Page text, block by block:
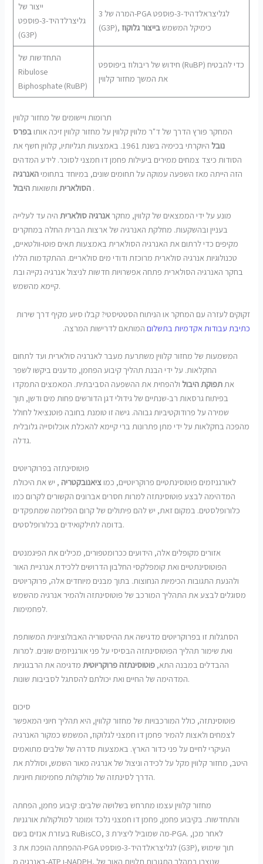
ייצור של
גליצרלדהיד-3-פוספט
(G3P)
המרה של 3-PGA לגליצראלדהיד-3-פוספט
(G3P), כימיקל המשמשבייצור גלוקוז
התחדשות של
Ribulose
Biphosphate (RuBP)
חידוש של ריבולוז ביפוספט (RuBP) כדי להבטיח
את המשך מחזור קלווין
תרומות ויישומים של מחזור קלווין
המחקר פורץ הדרך של ד"ר מלווין קלווין על מחזור קלווין זיכה אותובפרס
נובל
היוקרתי בכימיה בשנת 1961. באמצעות תגליותיו, קלווין חשף את
הסודות כיצד צמחים ממירים ביעילות פחמן דו חמצני לסוכר. לידע המדהים
הזה הייתה מאז השפעה עמוקה על תחומים שונים, במיוחד בתחומיהאנרגיה
הסולאריתותשואותהיבול .
מונע על ידי הממצאים של קלווין, מחקראנרגיה סולאריתהיה עד לעלייה
בעניין ובהשקעות. מחלקת האנרגיה של ארצות הברית החלה במחקרים
מקיפים כדי לרתום את האנרגיה הסולארית באמצעות תאים פוטו-וולטאיים,
טכנולוגיות אנרגיה סולארית מרוכזת ודודי מים סולאריים. ההתקדמות הללו
בחקר האנרגיה הסולארית פתחה אפשרויות חדשות לניצול אנרגיה נקייה ובת
קיימא מהשמש.
זקוקים לעזרה עם המחקר או הניתוח הסטטיסטי? קבלו סיוע מקיף דרך שירות
כתיבת עבודות אקדמיות בתשלום המותאם לדרישות המרצה.
המשמעות של מחזור קלווין משתרעת מעבר לאנרגיה סולארית ועד לתחום
החקלאות. על ידי הבנת תהליך קיבוע הפחמן, מדענים ביקשו לשפר
אתתפוקת היבול ולהפחית את ההשפעה הסביבתית. המאמצים התמקדו
בפיתוח גרסאות רב-שנתיים של גידולי דגן הדורשים פחות מים ודשן, תוך
שמירה על פרודוקטיביות גבוהה. גישה זו טומנת בחובה פוטנציאל לחולל
מהפכה בחקלאות על ידי מתן פתרונות ברי קיימא להאכלת אוכלוסייה גלובלית
גדלה.
פוטוסינתזה בפרוקריוטים
לאורגניזמים פוטוסינתטיים פרוקריוטיים, כמוציאנובקטריה , יש את היכולת
המדהימה לבצע פוטוסינתזה למרות חסרים אברונים הקשורים לקרום כמו
כלורופלסטים. במקום זאת, יש להם פיתולים של קרום הפלזמה שמתפקדים
בדומה לתילקואידים בכלורופלסטים.
אזורים מקופלים אלה, הידועים ככרומטפורים, מכילים את הפיגמנטים
הפוטוסינתטיים ואת קומפלקסי החלבון הדרושים ללכידת אנרגיית האור
ולהנעת התגובות הכימיות הנחוצות. בתוך מבנים מיוחדים אלה, פרוקריוטים
מסוגלים לבצע את התהליך המורכב של פוטוסינתזה ולהמיר אנרגיה מהשמש
לפחמימות.
הסתגלות זו בפרוקריוטים מדגישה את ההיסטוריה האבולוציונית המשותפת
ואת שימור תהליך הפוטוסינתזה הבסיסי על פני אורגניזמים שונים. למרות
ההבדלים במבנה התא, פוטוסינתזה פרוקריוטיתמדגימה את הרבגוניות
המדהימה של החיים ואת יכולתם להסתגל לסביבות שונות.
סיכום
פוטוסינתזה, כולל המורכבויות של מחזור קלווין, היא תהליך חיוני המאפשר
לצמחים ולאצות להמיר פחמן דו חמצני לגלוקוז, המשמש כמקור האנרגיה
העיקרי לחיים על פני כדור הארץ. באמצעות סדרה של שלבים מתואמים
היטב, מחזור קלווין מקל על לכידה וניצול של אנרגיה מאור השמש, וסוללת את
הדרך לסינתזה של מולקולות פחמימות חיוניות.
מחזור קלווין עצמו מתרחש בשלושה שלבים: קיבוע פחמן, הפחתה
והתחדשות. בקיבוע פחמן, פחמן דו חמצני נלכד ומומר למולקולות אורגניות
בעזרת אנזים בשם RuBisCO, מה שמוביל ליצירת 3-PGA. לאחר מכן,
ההפחתה הופכת את 3-PGA לגליצראלדהיד-3-פוספט (G3P), תוך שימוש
באנרגיה מ-ATP ו-NADPH, שנוצרו במהלך התגובות תלויות האור של